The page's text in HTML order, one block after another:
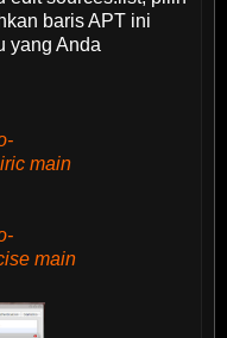
baris APT ini
yang Anda
main
main